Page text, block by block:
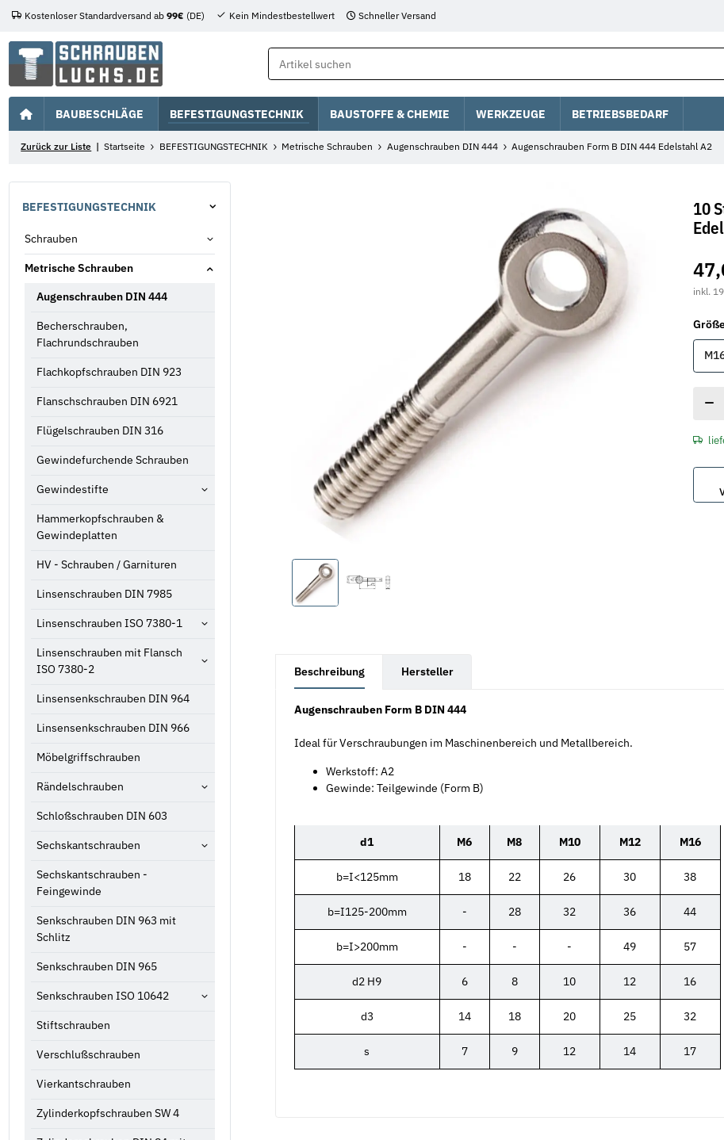
Kostenloser Standardversand ab 99€ (DE) Kein Mindestbestellwert Schneller Versand
BAUBESCHLÄGE BEFESTIGUNGSTECHNIK BAUSTOFFE & CHEMIE WERKZEUGE BETRIEBSBEDARF
Zurück zur Liste Startseite BEFESTIGUNGSTECHNIK Metrische Schrauben Augenschrauben DIN 444 Augenschrauben Form B DIN 444 Edelstahl A2
10
inkl.
Beschreibung Hersteller
Augenschrauben Form B DIN 444
Ideal für Verschraubungen im Maschinenbereich und Metallbereich.
Werkstoff: A2
Gewinde: Teilgewinde (Form B)
d1 M6 M8 M10 M12 M16
b=I<125mm 18 22 26 30 38
b=I125-200mm - 28 32 36 44
b=I>200mm - - - 49 57
d2 H9 6 8 10 12 16
d3 14 18 20 25 32
s 7 9 12 14 17
BEFESTIGUNGSTECHNIK
Schrauben
Metrische Schrauben
Augenschrauben DIN 444
Becherschrauben,
Flachrundschrauben
Flachkopfschrauben DIN 923
Flanschschrauben DIN 6921
Flügelschrauben DIN 316
Gewindefurchende Schrauben
Gewindestifte
Hammerkopfschrauben &
Gewindeplatten
HV - Schrauben / Garnituren
Linsenschrauben DIN 7985
Linsenschrauben ISO 7380-1
Linsenschrauben mit Flansch
ISO 7380-2
Linsensenkschrauben DIN 964
Linsensenkschrauben DIN 966
Möbelgriffschrauben
Rändelschrauben
Schloßschrauben DIN 603
Sechskantschrauben
Sechskantschrauben -
Feingewinde
Senkschrauben DIN 963 mit
Schlitz
Senkschrauben DIN 965
Senkschrauben ISO 10642
Stiftschrauben
Verschlußschrauben
Vierkantschrauben
Zylinderkopfschrauben SW 4